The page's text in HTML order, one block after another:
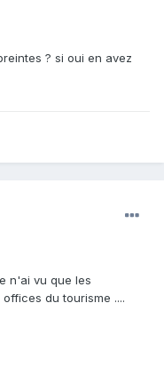
? si oui en avez
n'ai vu que les
du tourisme ....